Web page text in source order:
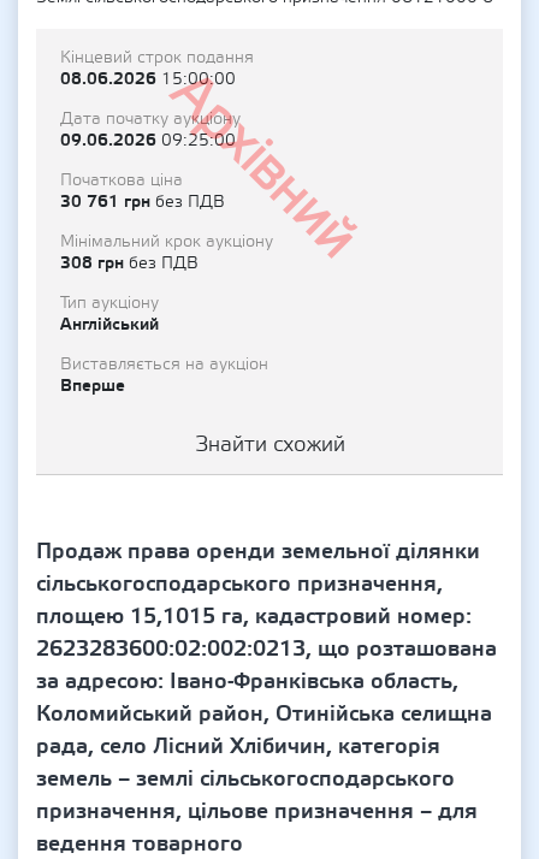
Архівний
Кінцевий строк подання
08.06.2026 15:00:00
Дата початку аукціону
09.06.2026 09:25:00
Початкова ціна
30 761 грн без ПДВ
Мінімальний крок аукціону
308 грн без ПДВ
Тип аукціону
Англійський
Виставляється на аукціон
Вперше
Знайти схожий
Продаж права оренди земельної ділянки
сільськогосподарського призначення,
площею 15,1015 га, кадастровий номер:
2623283600:02:002:0213, що розташована
за адресою: Івано-Франківська область,
Коломийський район, Отинійська селищна
рада, село Лісний Хлібичин, категорія
земель – землі сільськогосподарського
призначення, цільове призначення – для
ведення товарного